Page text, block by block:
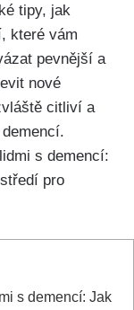
tipy, jak
které vám
pevnější a
nové
citliví a
s demencí: Jak